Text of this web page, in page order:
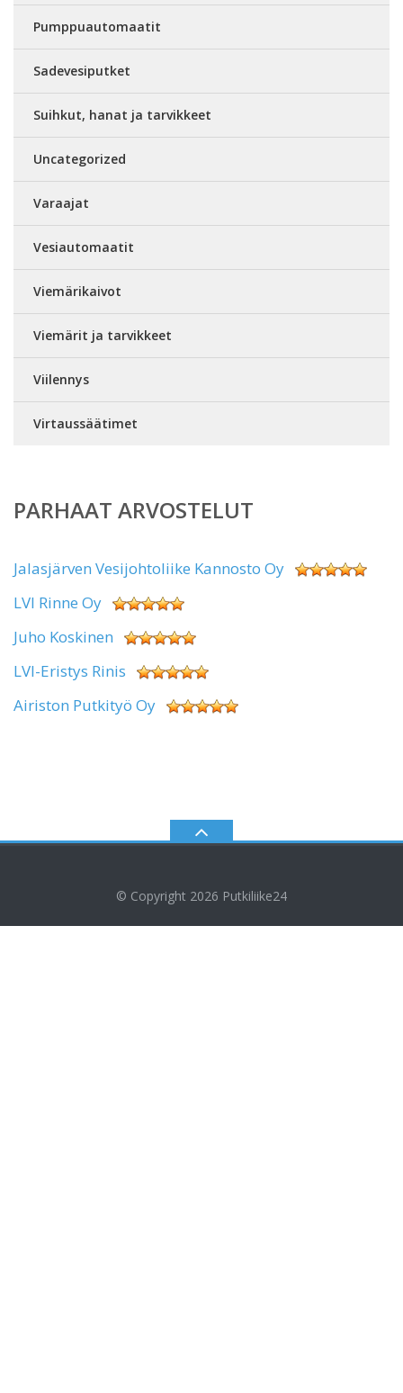
Pumppuautomaatit
Sadevesiputket
Suihkut, hanat ja tarvikkeet
Uncategorized
Varaajat
Vesiautomaatit
Viemärikaivot
Viemärit ja tarvikkeet
Viilennys
Virtaussäätimet
PARHAAT ARVOSTELUT
Jalasjärven Vesijohtoliike Kannosto Oy
LVI Rinne Oy
Juho Koskinen
LVI-Eristys Rinis
Airiston Putkityö Oy
© Copyright 2026 Putkiliike24